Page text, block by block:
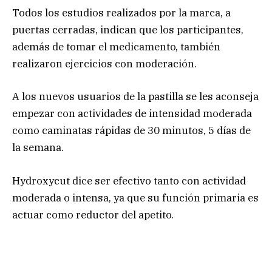
Todos los estudios realizados por la marca, a
puertas cerradas, indican que los participantes,
además de tomar el medicamento, también
realizaron ejercicios con moderación.
A los nuevos usuarios de la pastilla se les aconseja
empezar con actividades de intensidad moderada
como caminatas rápidas de 30 minutos, 5 días de
la semana.
Hydroxycut dice ser efectivo tanto con actividad
moderada o intensa, ya que su función primaria es
actuar como reductor del apetito.